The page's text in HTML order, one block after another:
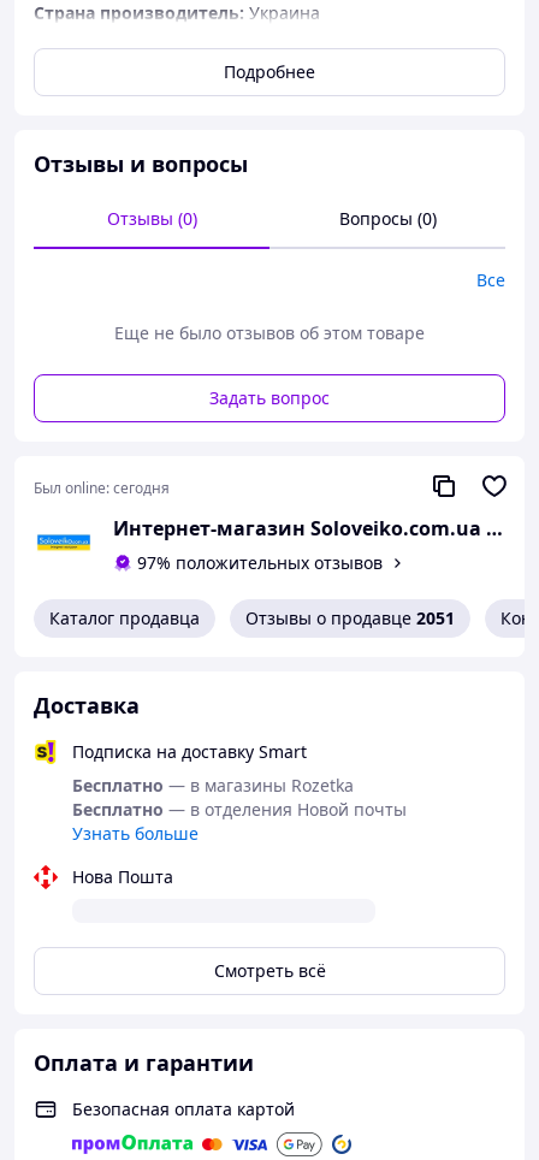
Страна производитель: Украина
Производитель:Kids
Категория:
Размер головного убора
аксессуары и товары для дома.
Подробнее
Отзывы и вопросы
Отзывы (0) Вопросы (0)
Все
Еще не было отзывов об этом товаре
Задать вопрос
Был online:сегодня
Интернет-магазин Soloveiko.com.ua - одежда и обувь для всей семьи, Украина
97% положительных отзывов
Каталог продавца Отзывы о продавце 2051
Доставка
Подписка на доставку Smart
Бесплатно — в магазины Rozetka
Бесплатно — в отделения Новой почты
Узнать больше
Нова Пошта
Смотреть всё
Оплата и гарантии
Безопасная оплата картой